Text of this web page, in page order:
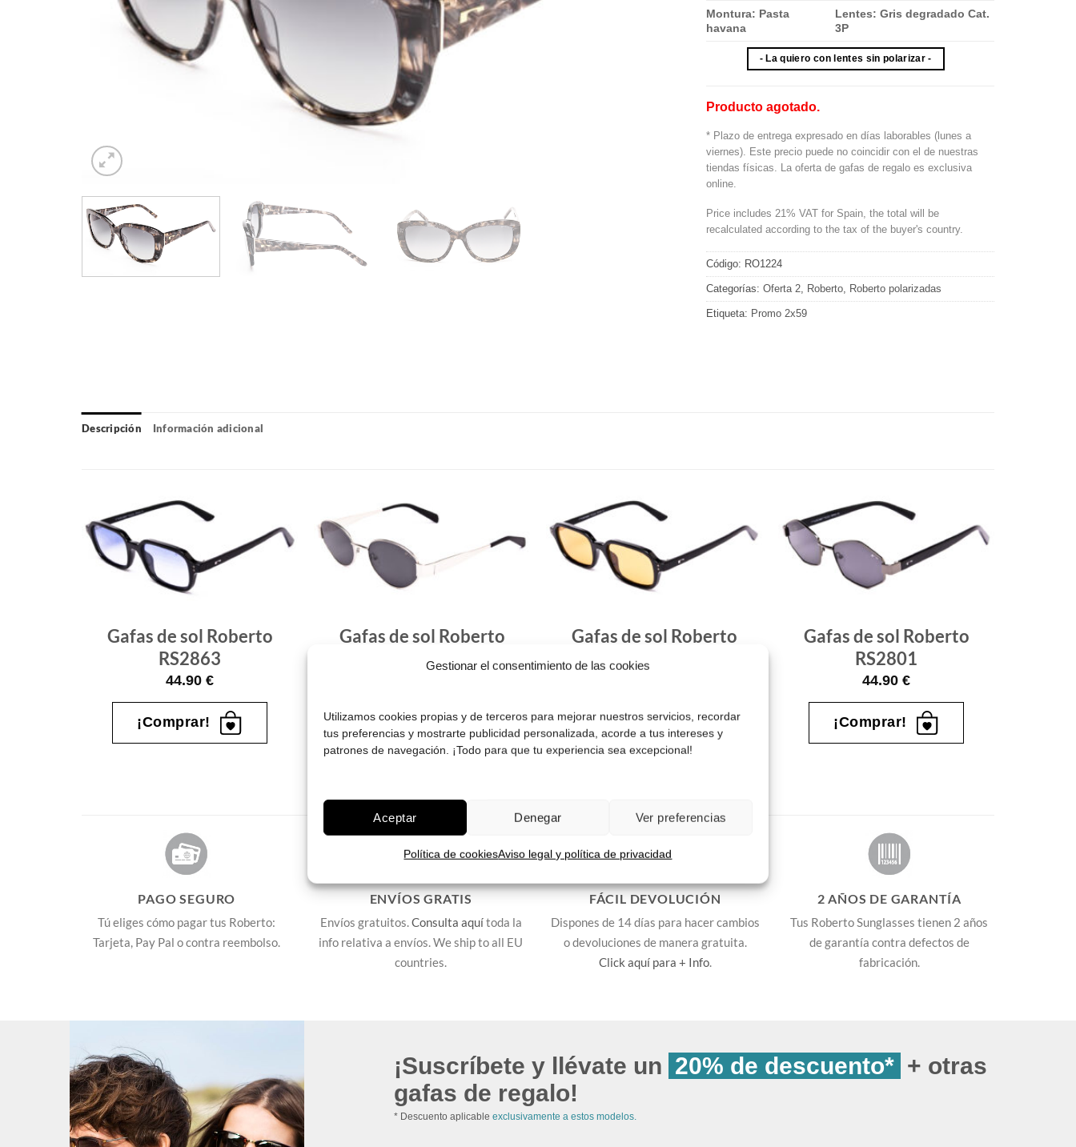
Gestionar el consentimiento de las cookies
Utilizamos cookies propias y de terceros para mejorar nuestros servicios, recordar
tus preferencias y mostrarte publicidad personalizada, acorde a tus intereses y
patrones de navegación. ¡Todo para que tu experiencia sea excepcional!
Aceptar Denegar Ver preferencias
Política de cookiesAviso legal y política de privacidad
Montura: Pasta
havana
Lentes: Gris degradado Cat.
3P
- La quiero con lentes sin polarizar -
Producto agotado.
* Plazo de entrega expresado en días laborables (lunes a
viernes). Este precio puede no coincidir con el de nuestras
tiendas físicas. La oferta de gafas de regalo es exclusiva
online.
Price includes 21% VAT for Spain, the total will be
recalculated according to the tax of the buyer's country.
Código: RO1224
Categorías: Oferta 2 Roberto Roberto polarizadas
Etiqueta: Promo 2x59
Descripción Información adicional
Gafas
de sol
Gafas de sol Roberto
RS2863
44.90 €
¡Comprar!
de sol
que
Gafas de sol Roberto
RS2848
¡Comprar!
Gafas
de sol
Gafas de sol Roberto
RS2864
¡Comprar!
Gafas
de sol
Gafas de sol Roberto
RS2801
44.90 €
¡Comprar!
PAGO SEGURO
Tú eliges cómo pagar tus Roberto:
Tarjeta, Pay Pal o contra reembolso.
ENVÍOS GRATIS
Envíos gratuitos.Consulta aquítoda la
info relativa a envíos. We ship to all EU
countries.
FÁCIL DEVOLUCIÓN
Dispones de 14 días para hacer cambios
o devoluciones de manera gratuita.
Click aquí para + Info.
2 AÑOS DE GARANTÍA
Tus Roberto Sunglasses tienen 2 años
de garantía contra defectos de
fabricación.
¡Suscríbete y llévate un 20% de descuento* + otras
gafas de regalo!
* Descuento aplicable exclusivamente a estos modelos.